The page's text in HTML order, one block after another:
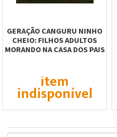
GERAÇÃO CANGURU NINHO
CHEIO: FILHOS ADULTOS
MORANDO NA CASA DOS PAIS
item
indisponível